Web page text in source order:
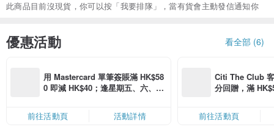
此商品目前沒現貨，你可以按「我要排隊」，當有貨會主動發信通知你
優惠活動 看全部 (6)
用 Mastercard 單筆簽賬滿 HK$58
0 即減 HK$40；逢星期五、六、日
限，額滿即止，僅限「常用信用
卡」結帳）
前往活動頁 活動詳情
Citi The Club
分回贈，滿
前往活動頁